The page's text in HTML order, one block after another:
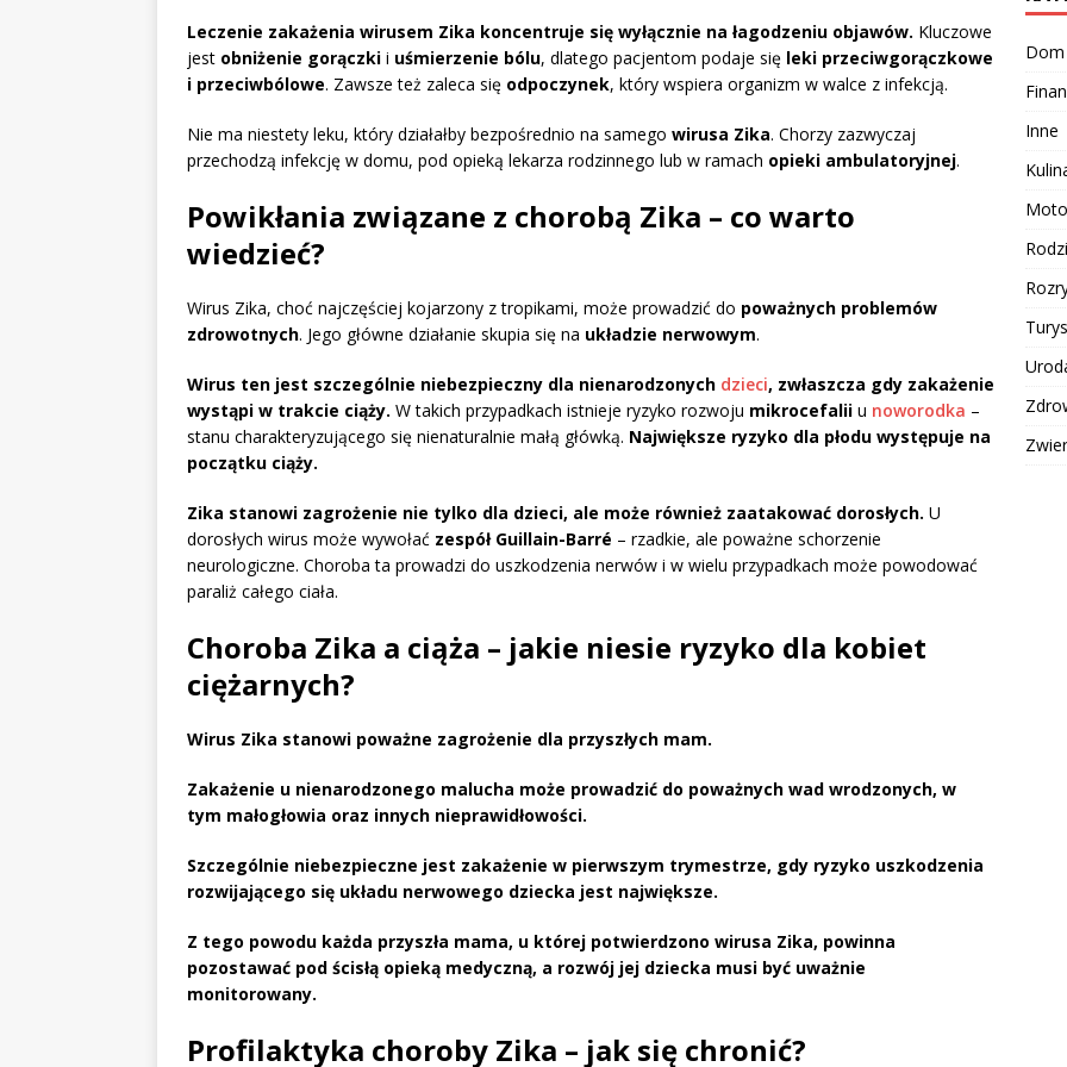
Leczenie zakażenia wirusem Zika koncentruje się wyłącznie na łagodzeniu objawów. Kluczowe
jest obniżenie gorączki i uśmierzenie bólu, dlatego pacjentom podaje się leki przeciwgorączkowe
i przeciwbólowe. Zawsze też zaleca się odpoczynek, który wspiera organizm w walce z infekcją.
Nie ma niestety leku, który działałby bezpośrednio na samego wirusa Zika. Chorzy zazwyczaj
przechodzą infekcję w domu, pod opieką lekarza rodzinnego lub w ramach opieki ambulatoryjnej.
Powikłania związane z chorobą Zika – co warto
wiedzieć?
Wirus Zika, choć najczęściej kojarzony z tropikami, może prowadzić do poważnych problemów
zdrowotnych. Jego główne działanie skupia się na układzie nerwowym.
Wirus ten jest szczególnie niebezpieczny dla nienarodzonych dzieci, zwłaszcza gdy zakażenie
wystąpi w trakcie ciąży. W takich przypadkach istnieje ryzyko rozwoju mikrocefalii u noworodka –
stanu charakteryzującego się nienaturalnie małą główką. Największe ryzyko dla płodu występuje na
początku ciąży.
Zika stanowi zagrożenie nie tylko dla dzieci, ale może również zaatakować dorosłych. U
dorosłych wirus może wywołać zespół Guillain-Barré – rzadkie, ale poważne schorzenie
neurologiczne. Choroba ta prowadzi do uszkodzenia nerwów i w wielu przypadkach może powodować
paraliż całego ciała.
Choroba Zika a ciąża – jakie niesie ryzyko dla kobiet
ciężarnych?
Wirus Zika stanowi poważne zagrożenie dla przyszłych mam.
Zakażenie u nienarodzonego malucha może prowadzić do poważnych wad wrodzonych, w
tym małogłowia oraz innych nieprawidłowości.
Szczególnie niebezpieczne jest zakażenie w pierwszym trymestrze, gdy ryzyko uszkodzenia
rozwijającego się układu nerwowego dziecka jest największe.
Z tego powodu każda przyszła mama, u której potwierdzono wirusa Zika, powinna
pozostawać pod ścisłą opieką medyczną, a rozwój jej dziecka musi być uważnie
monitorowany.
Profilaktyka choroby Zika – jak się chronić?
Dom
Inne